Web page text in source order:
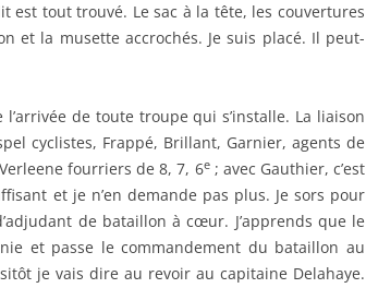
est tout trouvé. Le sac à la tête, les couvertures
et la musette accrochés. Je suis placé. Il peut-
de toute troupe qui s’installe. La liaison
cyclistes, Frappé, Brillant, Garnier, agents de
fourriers de 8, 7, 6e; avec Gauthier, c’est
et je n’en demande pas plus. Je sors pour
de bataillon à cœur. J’apprends que le
et passe le commandement du bataillon au
je vais dire au revoir au capitaine Delahaye.